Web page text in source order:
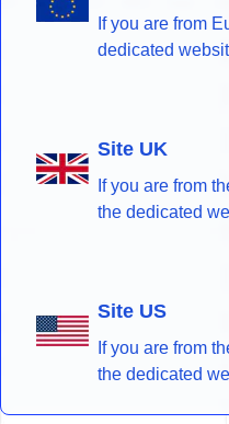
If you are from
dedicated
Site UK
If you are from
the dedicated
Site US
If you are from
the dedicated